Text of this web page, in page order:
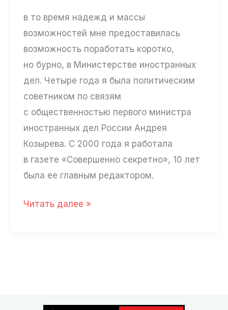
в то время надежд и массы
возможностей мне предоставилась
возможность поработать коротко,
но бурно, в Министерстве иностранных
дел. Четыре года я была политическим
советником по связям
с общественностью первого министра
иностранных дел России Андрея
Козырева. С 2000 года я работала
в газете «Совершенно секретно», 10 лет
была ее главным редактором.
Галина
Читать далее »